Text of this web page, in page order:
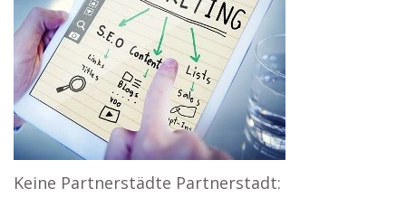
Keine Partnerstädte Partnerstadt: